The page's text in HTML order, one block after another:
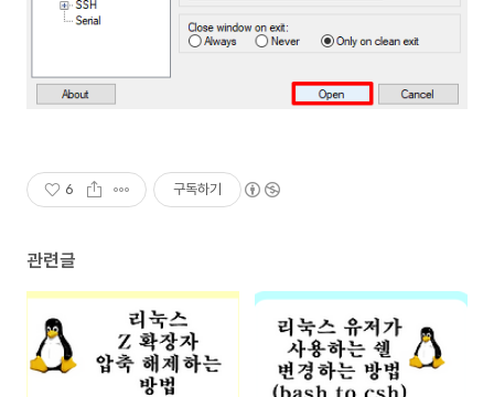
6 구독하기
관련글